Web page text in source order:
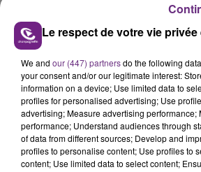
LE MAGASIN JOUÉCLUB DE
SES PORTES
C'était l'une des institutions du
rémois. Le magasin JouéClub
fermer ses portes.
TITRES DIFFUSÉS
17h06
17h06 17h03
17h03
Le respect de votre vie
We and our (447) partnersdo the following
your consent and/or our legitimate interest:
information on a device; Use limited data to
profiles for personalised advertising; Use
advertising; Measure advertising performance;
performance; Understand audiences through
of data from different sources; Develop and
profiles to personalise content; Use profiles to
content; Use limited data to select content;